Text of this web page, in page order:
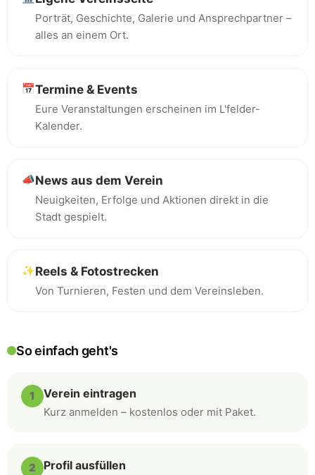
Porträt, Geschichte, Galerie und Ansprechpartner –
alles an einem Ort.
📅Termine & Events
Eure Veranstaltungen erscheinen im L'felder-
Kalender.
📣News aus dem Verein
Neuigkeiten, Erfolge und Aktionen direkt in die
Stadt gespielt.
✨Reels & Fotostrecken
Von Turnieren, Festen und dem Vereinsleben.
So einfach geht's
1 Verein eintragen
Kurz anmelden – kostenlos oder mit Paket.
2 Profil ausfüllen